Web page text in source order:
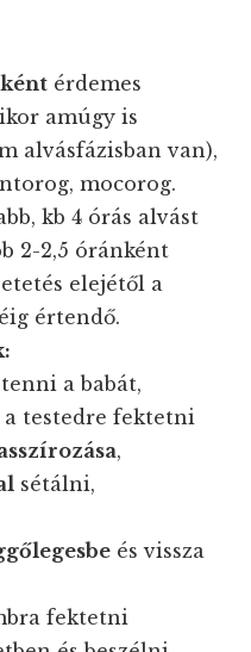
érdemes
amúgy is
alvásfázisban van),
mocorog.
kb 4 órás alvást
2-2,5 óránként
elejétől a
értendő.
tenni a babát,
a testedre fektetni
,
sétálni,
és vissza
fektetni